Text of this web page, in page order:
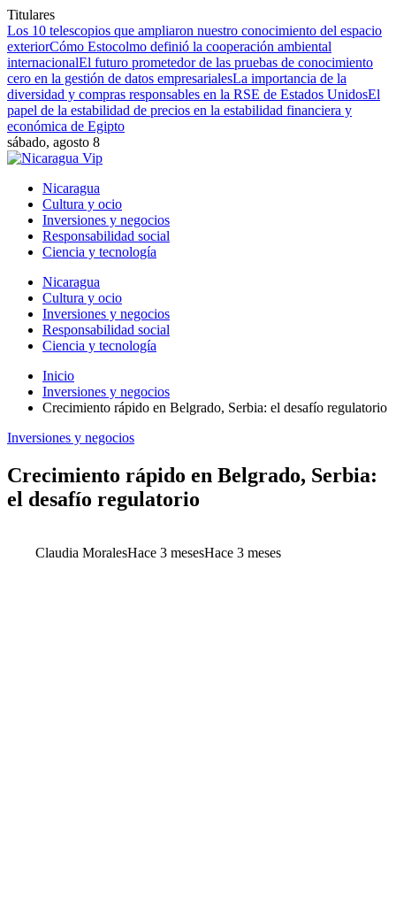
Titulares
Los 10 telescopios que ampliaron nuestro conocimiento del espacio
exteriorCómo Estocolmo definió la cooperación ambiental
internacionalEl futuro prometedor de las pruebas de conocimiento
cero en la gestión de datos empresarialesLa importancia de la
diversidad y compras responsables en la RSE de Estados UnidosEl
papel de la estabilidad de precios en la estabilidad financiera y
económica de Egipto
sábado, agosto 8
Nicaragua
Cultura y ocio
Inversiones y negocios
Responsabilidad social
Ciencia y tecnología
Nicaragua
Cultura y ocio
Inversiones y negocios
Responsabilidad social
Ciencia y tecnología
Inicio
Inversiones y negocios
Crecimiento rápido en Belgrado, Serbia: el desafío regulatorio
Inversiones y negocios
Crecimiento rápido en Belgrado, Serbia:
el desafío regulatorio
Claudia MoralesHace 3 mesesHace 3 meses